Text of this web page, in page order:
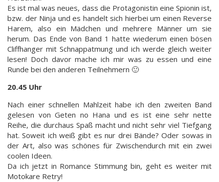
Es ist mal was neues, dass die Protagonistin eine Spionin ist,
bzw. der Ninja und es handelt sich hierbei um einen Reverse
Harem, also ein Mädchen und mehrere Männer um sie
herum. Das Ende von Band 1 hatte wiederum einen bösen
Cliffhanger mit Schnappatmung und ich werde gleich weiter
lesen! Doch davor mache ich mir was zu essen und eine
Runde bei den anderen Teilnehmern 🙂
20.45 Uhr
Nach einer schnellen Mahlzeit habe ich den zweiten Band
gelesen von Geten no Hana und es ist eine sehr nette
Reihe, die durchaus Spaß macht und nicht sehr viel Tiefgang
hat. Soweit ich weiß gibt es nur drei Bände? Oder sowas in
der Art, also was schönes für Zwischendurch mit ein zwei
coolen Ideen.
Da ich jetzt in Romance Stimmung bin, geht es weiter mit
Motokare Retry!